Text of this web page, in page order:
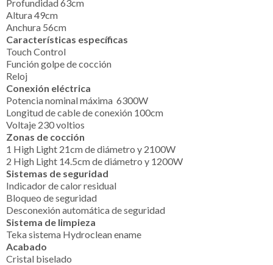
Profundidad 63cm
Altura 49cm
Anchura 56cm
Características específicas
Touch Control
Función golpe de cocción
Reloj
Conexión eléctrica
Potencia nominal máxima 6300W
Longitud de cable de conexión 100cm
Voltaje 230 voltios
Zonas de cocción
1 High Light 21cm de diámetro y 2100W
2 High Light 14.5cm de diámetro y 1200W
Sistemas de seguridad
Indicador de calor residual
Bloqueo de seguridad
Desconexión automática de seguridad
Sistema de limpieza
Teka sistema Hydroclean ename
Acabado
Cristal biselado